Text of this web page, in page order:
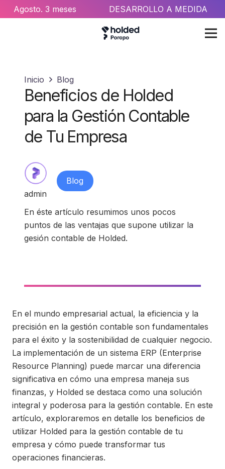
Agosto. 3 meses
gratis
DESARROLLO A MEDIDA
con Holded
Inicio Blog
Beneficios de Holded
para la Gestión Contable
de Tu Empresa
admin
Blog
En éste artículo resumimos unos pocos
puntos de las ventajas que supone utilizar la
gesión contable de Holded.
En el mundo empresarial actual, la eficiencia y la
precisión en la gestión contable son fundamentales
para el éxito y la sostenibilidad de cualquier negocio.
La implementación de un sistema ERP (Enterprise
Resource Planning) puede marcar una diferencia
significativa en cómo una empresa maneja sus
finanzas, y Holded se destaca como una solución
integral y poderosa para la gestión contable. En este
artículo, exploraremos en detalle los beneficios de
utilizar Holded para la gestión contable de tu
empresa y cómo puede transformar tus
operaciones financieras.